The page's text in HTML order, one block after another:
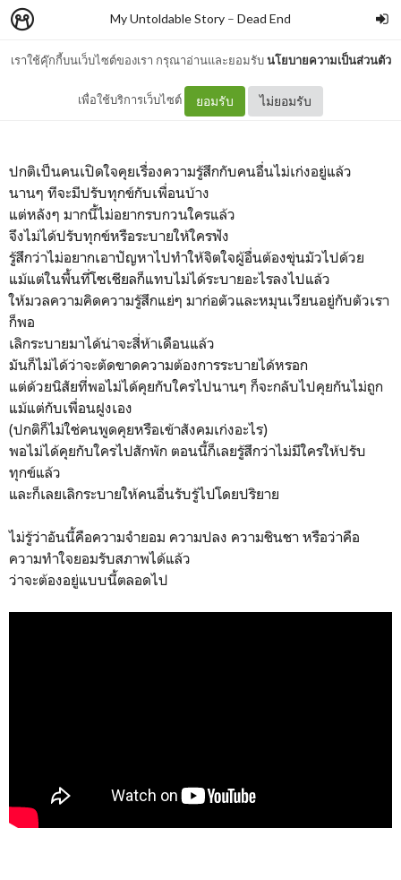
เราใช้คุ๊กกี้บนเว็บไซต์ของเรา กรุณาอ่านและยอมรับนโยบายความเป็นส่วนตัว
เพื่อใช้บริการเว็บไซต์ ยอมรับ ไม่ยอมรับ
My Untoldable Story – Dead End
ให้ปัญหามันอยู่กับตัวเราก็พอ
ปกติเป็นคนเปิดใจคุยเรื่องความรู้สึกกับคนอื่นไม่เก่งอยู่แล้ว
นานๆ ทีจะมีปรับทุกข์กับเพื่อนบ้าง
แต่หลังๆ มากนี้ไม่อยากรบกวนใครแล้ว
จึงไม่ได้ปรับทุกข์หรือระบายให้ใครฟัง
รู้สึกว่าไม่อยากเอาปัญหาไปทำให้จิตใจผู้อื่นต้องขุ่นมัวไปด้วย
แม้แต่ในพื้นที่โซเชียลก็แทบไม่ได้ระบายอะไรลงไปแล้ว
ให้มวลความคิดความรู้สึกแย่ๆ มาก่อตัวและหมุนเวียนอยู่กับตัวเรา
ก็พอ
เลิกระบายมาได้น่าจะสี่ห้าเดือนแล้ว
มันก็ไม่ได้ว่าจะตัดขาดความต้องการระบายได้หรอก
แต่ด้วยนิสัยที่พอไม่ได้คุยกับใครไปนานๆ ก็จะกลับไปคุยกันไม่ถูก
แม้แต่กับเพื่อนฝูงเอง
(ปกติก็ไม่ใช่คนพูดคุยหรือเข้าสังคมเก่งอะไร)
พอไม่ได้คุยกับใครไปสักพัก ตอนนี้ก็เลยรู้สึกว่าไม่มีใครให้ปรับ
ทุกข์แล้ว
และก็เลยเลิกระบายให้คนอื่นรับรู้ไปโดยปริยาย
ไม่รู้ว่าอันนี้คือความจำยอม ความปลง ความชินชา หรือว่าคือ
ความทำใจยอมรับสภาพได้แล้ว
ว่าจะต้องอยู่แบบนี้ตลอดไป